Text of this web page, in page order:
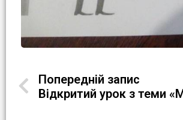
Попередній запис
Відкритий урок з теми